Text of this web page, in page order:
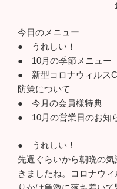
創作中華
今日のメニュー
● うれしい！
● 10月の季節メニュー
● 新型コロナウィルス
防策について
● 今月の会員様特典
● 10月の営業日のお知
● うれしい！
先週ぐらいから朝晩の
きましたね。コロナウ